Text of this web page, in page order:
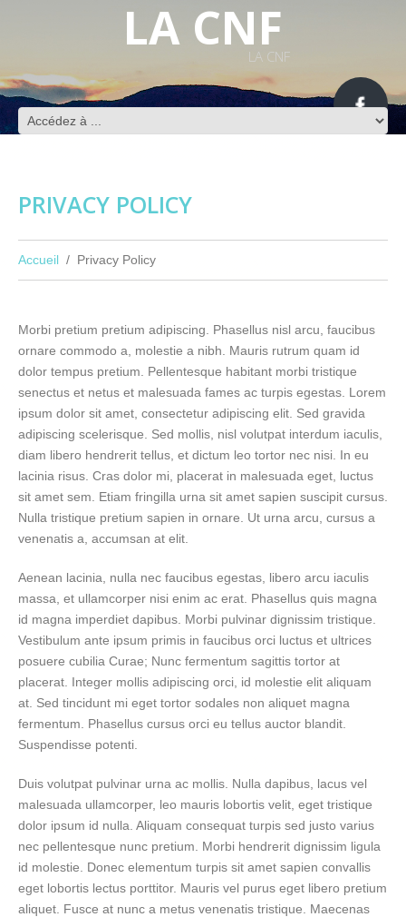
LA CNF
LA CNF
PRIVACY POLICY
Accueil Privacy Policy
Morbi pretium pretium adipiscing. Phasellus nisl arcu, faucibus
ornare commodo a, molestie a nibh. Mauris rutrum quam id
dolor tempus pretium. Pellentesque habitant morbi tristique
senectus et netus et malesuada fames ac turpis egestas. Lorem
ipsum dolor sit amet, consectetur adipiscing elit. Sed gravida
adipiscing scelerisque. Sed mollis, nisl volutpat interdum iaculis,
diam libero hendrerit tellus, et dictum leo tortor nec nisi. In eu
lacinia risus. Cras dolor mi, placerat in malesuada eget, luctus
sit amet sem. Etiam fringilla urna sit amet sapien suscipit cursus.
Nulla tristique pretium sapien in ornare. Ut urna arcu, cursus a
venenatis a, accumsan at elit.
Aenean lacinia, nulla nec faucibus egestas, libero arcu iaculis
massa, et ullamcorper nisi enim ac erat. Phasellus quis magna
id magna imperdiet dapibus. Morbi pulvinar dignissim tristique.
Vestibulum ante ipsum primis in faucibus orci luctus et ultrices
posuere cubilia Curae; Nunc fermentum sagittis tortor at
placerat. Integer mollis adipiscing orci, id molestie elit aliquam
at. Sed tincidunt mi eget tortor sodales non aliquet magna
fermentum. Phasellus cursus orci eu tellus auctor blandit.
Suspendisse potenti.
Duis volutpat pulvinar urna ac mollis. Nulla dapibus, lacus vel
malesuada ullamcorper, leo mauris lobortis velit, eget tristique
dolor ipsum id nulla. Aliquam consequat turpis sed justo varius
nec pellentesque nunc pretium. Morbi hendrerit dignissim ligula
id molestie. Donec elementum turpis sit amet sapien convallis
eget lobortis lectus porttitor. Mauris vel purus eget libero pretium
aliquet. Fusce at nunc a metus venenatis tristique. Maecenas